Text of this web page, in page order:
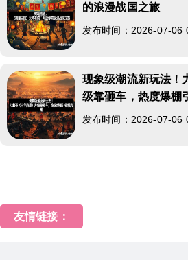
的浪漫战国之旅
发布时间：2026-07-06
现象级潮流新玩法！
级靠砸车，热度爆棚
发布时间：2026-07-06
友情链接：